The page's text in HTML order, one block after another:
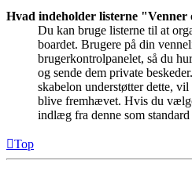
Hvad indeholder listerne "Venner
Du kan bruge listerne til at
boardet. Brugere på din
brugerkontrolpanelet, så du
og sende dem private
skabelon understøtter dette,
blive fremhævet. Hvis du
indlæg fra denne som
Top